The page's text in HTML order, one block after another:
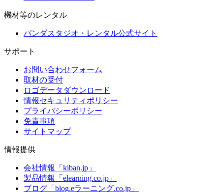
機材等のレンタル
パンダスタジオ・レンタル公式サイト
サポート
お問い合わせフォーム
取材の受付
ロゴデータダウンロード
情報セキュリティポリシー
プライバシーポリシー
免責事項
サイトマップ
情報提供
会社情報「kiban.jp」
製品情報「elearning.co.jp」
ブログ「blog.eラーニング.co.jp」